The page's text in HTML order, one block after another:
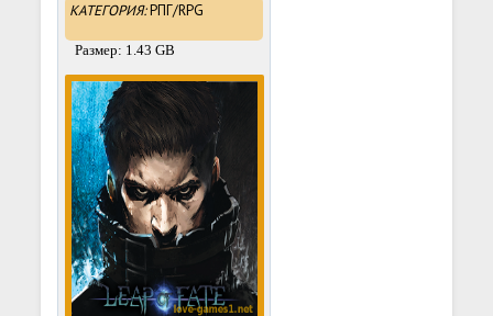
КАТЕГОРИЯ:РПГ/RPG
Размер: 1.43 GB